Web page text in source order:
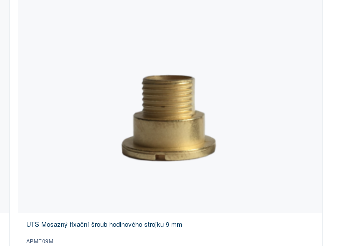
UTS Mosazný fixační šroub hodinového strojku 9 mm
APMF09M